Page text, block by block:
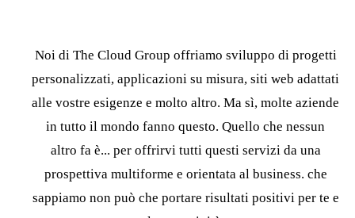
Noi di The Cloud Group offriamo sviluppo di progetti
personalizzati, applicazioni su misura, siti web adattati
alle vostre esigenze e molto altro. Ma sì, molte aziende
in tutto il mondo fanno questo. Quello che nessun
altro fa è... per offrirvi tutti questi servizi da una
prospettiva multiforme e orientata al business. che
sappiamo non può che portare risultati positivi per te e